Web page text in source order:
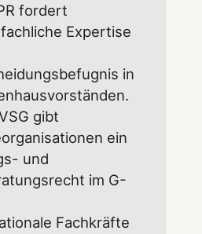
fordert
Expertise
in
gibt
ein
und
im G-
Fachkräfte